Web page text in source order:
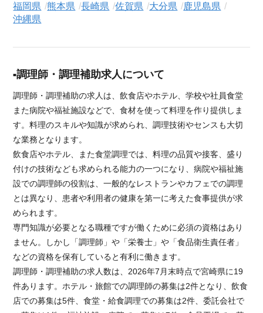
福岡県 熊本県 長崎県 佐賀県 大分県
鹿児島県
沖縄県
調理師・調理補助求人について
調理師・調理補助の求人は、飲食店やホテル、学校や社員食堂
また病院や福祉施設などで、食材を使って料理を作り提供しま
す。料理のスキルや知識が求められ、調理技術やセンスも大切
な業務となります。
飲食店やホテル、また食堂調理では、料理の品質や接客、盛り
付けの技術なども求められる能力の一つになり、病院や福祉施
設での調理師の役割は、一般的なレストランやカフェでの調理
とは異なり、患者や利用者の健康を第一に考えた食事提供が求
められます。
専門知識が必要となる職種ですが働くために必須の資格はあり
ません。しかし「調理師」や「栄養士」や「食品衛生責任者」
などの資格を保有していると有利に働きます。
調理師・調理補助の求人数は、2026年7月末時点で宮崎県に19
件あります。ホテル・旅館での調理師の募集は2件となり、飲食
店での募集は5件、食堂・給食調理での募集は2件、委託会社で